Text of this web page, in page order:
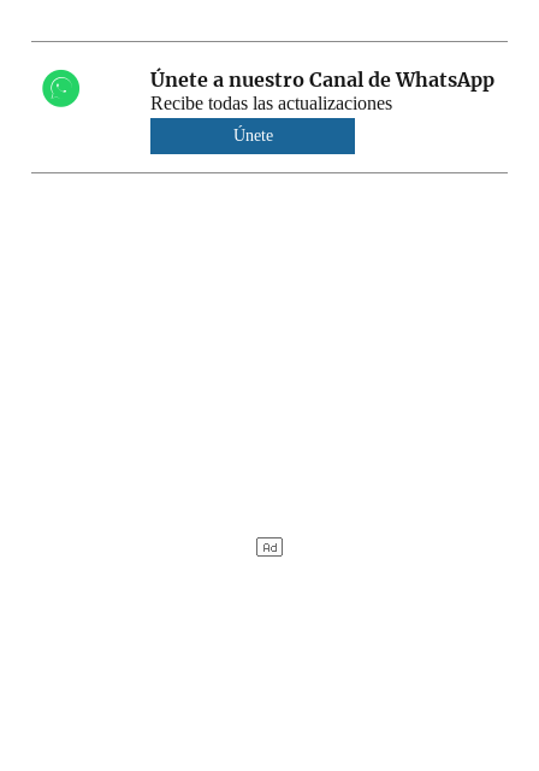
Únete a nuestro Canal de WhatsApp
Recibe todas las actualizaciones
Únete